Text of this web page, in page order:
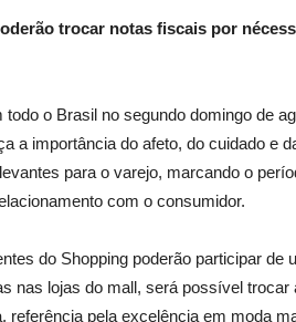
trocar notas fiscais por
o Brasil no segundo domingo de
a importância do afeto, do cuidado e
para o varejo, marcando o
com o consumidor.
do Shopping poderão participar de
nas lojas do mall, será possível trocar
pela excelência em moda